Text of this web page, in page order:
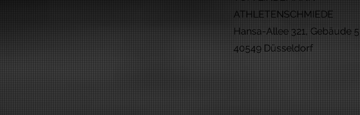
ATHLETENSCHMIEDE
Hansa-Allee 321, Gebäude 5
40549 Düsseldorf